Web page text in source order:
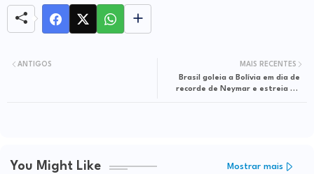
MAIS RECENTES
Brasil goleia a Bolívia em dia de
recorde de Neymar e estreia de
ANTIGOS
You Might Like Mostrar mais